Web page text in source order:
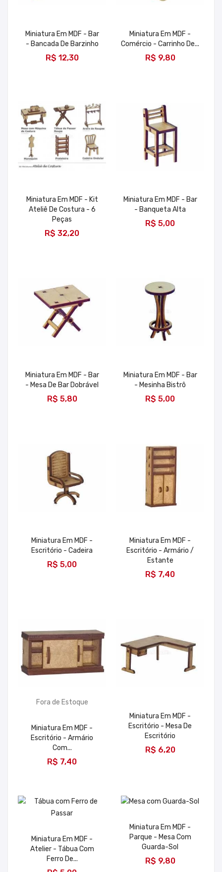
Miniatura Em MDF - Bar
- Bancada De Barzinho
R$ 12,30
Miniatura Em MDF -
Comércio - Carrinho De...
R$ 9,80
Miniatura Em MDF - Kit
Ateliê De Costura - 6
Peças
R$ 32,20
Miniatura Em MDF - Bar
- Banqueta Alta
R$ 5,00
Miniatura Em MDF - Bar
- Mesa De Bar Dobrável
R$ 5,80
Miniatura Em MDF - Bar
- Mesinha Bistrô
R$ 5,00
Miniatura Em MDF -
Escritório - Cadeira
R$ 5,00
Miniatura Em MDF -
Escritório - Armário /
Estante
R$ 7,40
Fora de Estoque
Miniatura Em MDF -
Escritório - Armário
Com...
R$ 7,40
Miniatura Em MDF -
Escritório - Mesa De
Escritório
R$ 6,20
Miniatura Em MDF -
Atelier - Tábua Com
Ferro De...
Miniatura Em MDF -
Parque - Mesa Com
Guarda-Sol
R$ 9,80